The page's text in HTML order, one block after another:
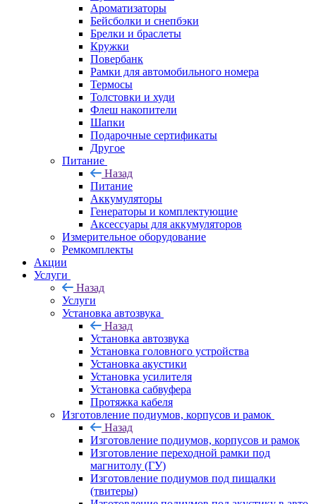
Ароматизаторы
Бейсболки и снепбэки
Брелки и браслеты
Кружки
Повербанк
Рамки для автомобильного номера
Термосы
Толстовки и худи
Флеш накопители
Шапки
Подарочные сертификаты
Другое
Питание
Назад
Питание
Аккумуляторы
Генераторы и комплектующие
Аксессуары для аккумуляторов
Измерительное оборудование
Ремкомплекты
Акции
Услуги
Назад
Услуги
Установка автозвука
Назад
Установка автозвука
Установка головного устройства
Установка акустики
Установка усилителя
Установка сабвуфера
Протяжка кабеля
Изготовление подиумов, корпусов и рамок
Назад
Изготовление подиумов, корпусов и рамок
Изготовление переходной рамки под
магнитолу (ГУ)
Изготовление подиумов под пищалки
(твитеры)